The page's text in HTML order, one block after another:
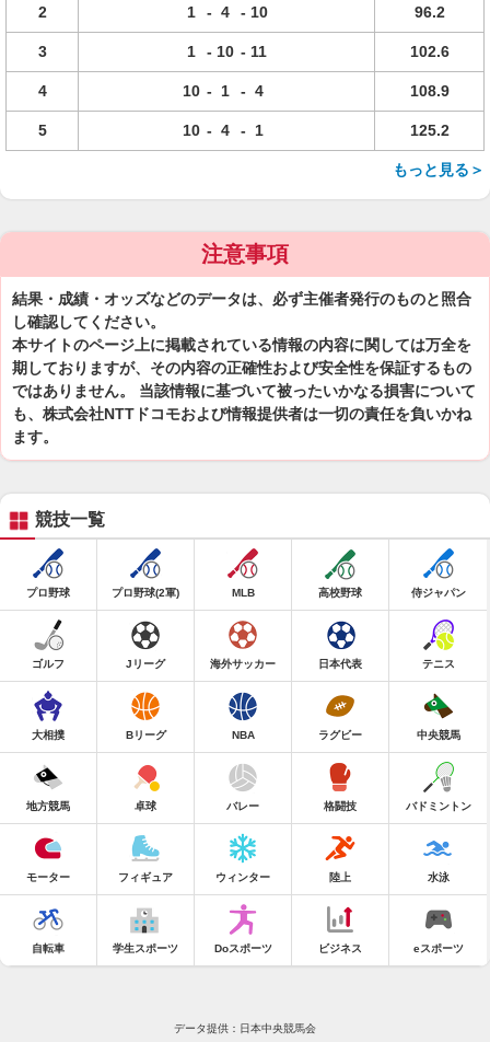
2 1 - 4 - 10 96.2
3 1 - 10 - 11 102.6
4 10 - 1 - 4 108.9
5 10 - 4 - 1 125.2
もっと見る＞
注意事項
結果・成績・オッズなどのデータは、必ず主催者発行のものと照合
し確認してください。
本サイトのページ上に掲載されている情報の内容に関しては万全を
期しておりますが、その内容の正確性および安全性を保証するもの
ではありません。 当該情報に基づいて被ったいかなる損害について
も、株式会社NTTドコモおよび情報提供者は一切の責任を負いかね
ます。
競技一覧
プロ野球 プロ野球(2軍) MLB 高校野球 侍ジャパン
ゴルフ Jリーグ 海外サッカー 日本代表 テニス
大相撲 Bリーグ NBA ラグビー 中央競馬
地方競馬 卓球 バレー 格闘技 バドミントン
モーター フィギュア ウィンター 陸上 水泳
自転車 学生スポーツ Doスポーツ ビジネス eスポーツ
データ提供：日本中央競馬会